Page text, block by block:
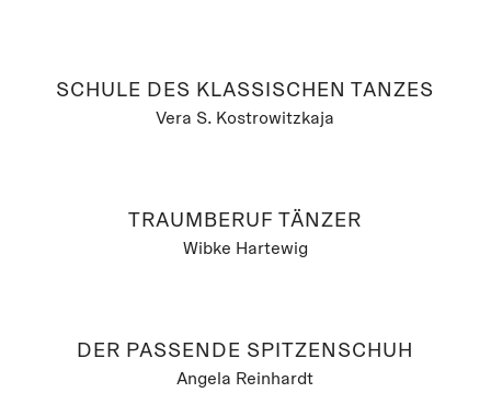
SCHULE DES KLASSISCHEN TANZES
Vera S. Kostrowitzkaja
TRAUMBERUF TÄNZER
Wibke Hartewig
DER PASSENDE SPITZENSCHUH
Angela Reinhardt